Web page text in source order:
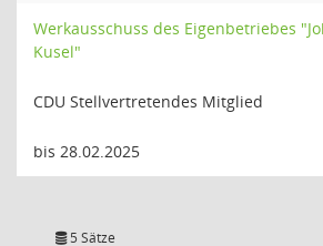
Werkausschuss des Eigenbetriebes
Kusel"
CDU Stellvertretendes Mitglied
bis 28.02.2025
5 Sätze